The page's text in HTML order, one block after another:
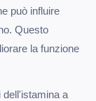
può influire
Questo
la funzione
dell'istamina a